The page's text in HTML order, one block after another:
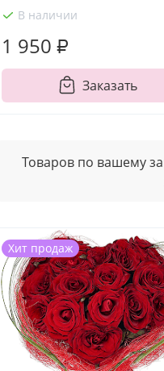
В наличии
1 950 ₽
Заказать
Товаров по вашему
Хит продаж